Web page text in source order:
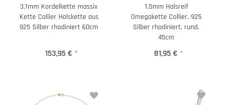
3,1mm Kordelkette massiv
Kette Collier Halskette aus
925 Silber rhodiniert 60cm
153,95 € *
1,5mm Halsreif
Omegakette Collier, 925
Silber rhodiniert, rund,
45cm
81,95 € *